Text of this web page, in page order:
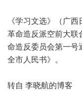
《学习文选》（广
革命造反派空前大联
命造反委员会第一号
全市人民书》。
转自 李晓航的博客